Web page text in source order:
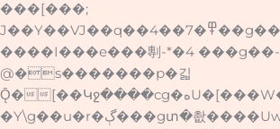
���[���;
J��Y��VJ��q��4��7�߾��g��7t��?
����I���e���剸-*�4 ���g��-
@�s�������p�긻
Ǭ�[��Կջ����cg�ەU�[���W���ᷠ�<ܭ_^I��
�Y\g��u�r�ڳ���gտ�촶����Uw;|�7i}